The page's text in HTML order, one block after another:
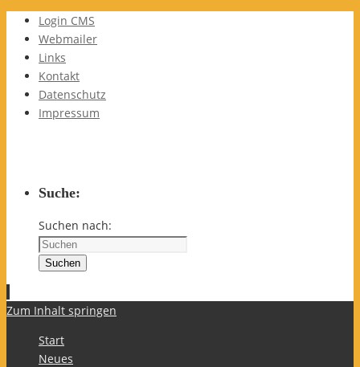
Login CMS
Webmailer
Links
Kontakt
Datenschutz
Impressum
Suche:
Suchen nach:
Suchen
Zum Inhalt springen
Start
Neues